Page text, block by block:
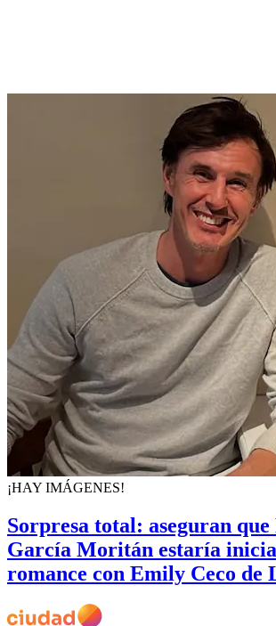
¡HAY IMÁGENES!
Sorpresa total: aseguran
García Moritán estaría
romance con Emily Ceco de